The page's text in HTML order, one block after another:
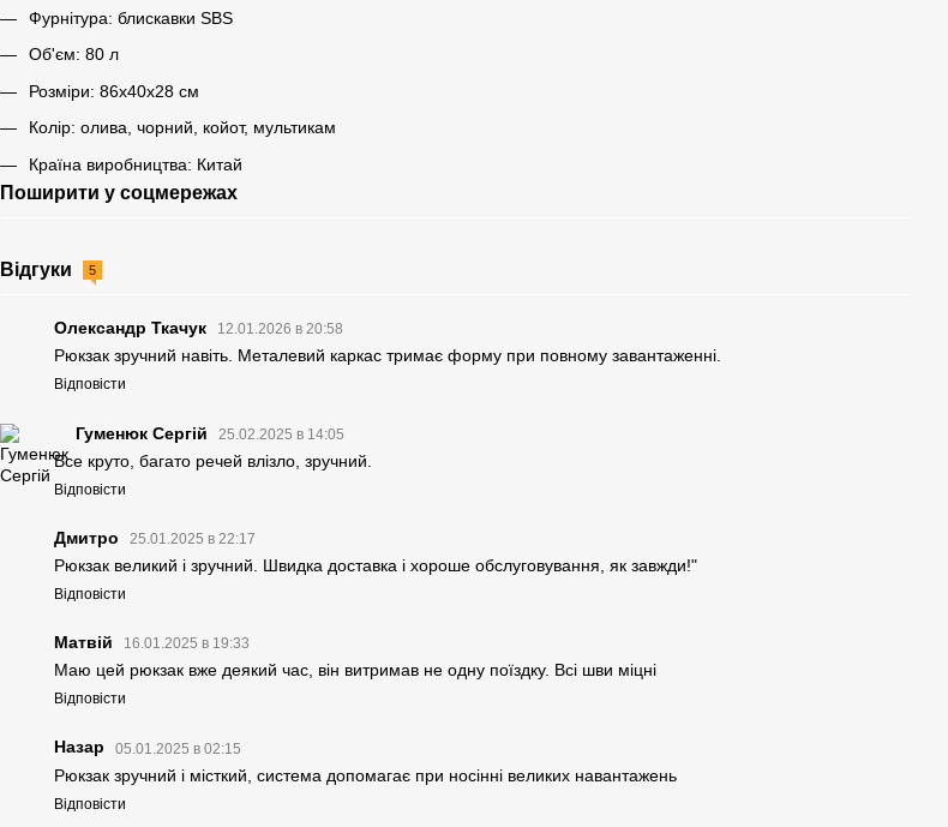
Фурнітура: блискавки SBS
Об'єм: 80 л
Розміри: 86х40х28 см
Колір: олива, чорний, койот, мультикам
Країна виробництва: Китай
Поширити у соцмережах
Відгуки 5
Олександр Ткачук 12.01.2026 в 20:58
Рюкзак зручний навіть. Металевий каркас тримає форму при повному завантаженні.
Відповісти
Гуменюк Сергій 25.02.2025 в 14:05
Все круто, багато речей влізло, зручний.
Відповісти
Дмитро 25.01.2025 в 22:17
Рюкзак великий і зручний. Швидка доставка і хороше обслуговування, як завжди!"
Відповісти
Матвій 16.01.2025 в 19:33
Маю цей рюкзак вже деякий час, він витримав не одну поїздку. Всі шви міцні
Відповісти
Назар 05.01.2025 в 02:15
Рюкзак зручний і місткий, система допомагає при носінні великих навантажень
Відповісти